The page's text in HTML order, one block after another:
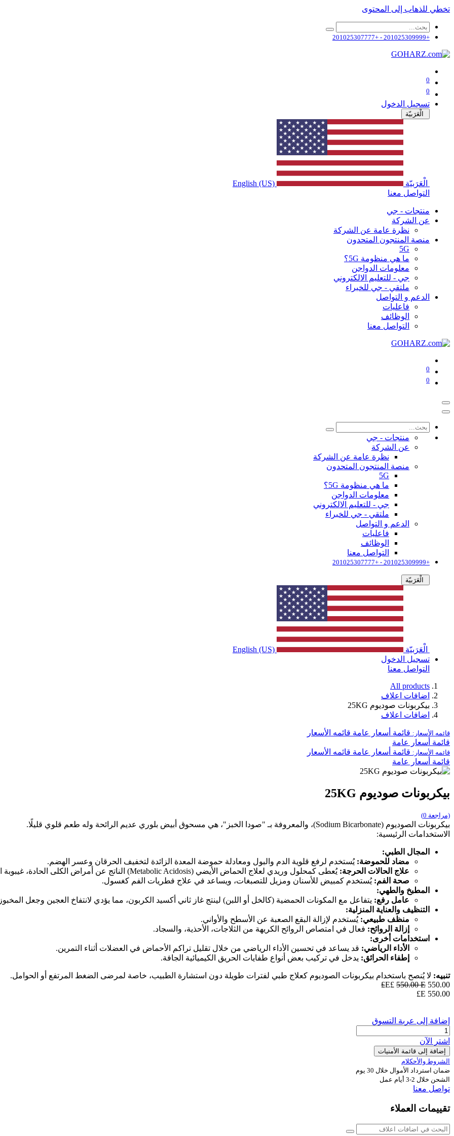
تخطي للذهاب إلى المحتوى
+201025309999 - +201025307777
0
0
تسجيل الدخول
الْعَرَبيّة
الْعَرَبيّة
English (US)
التواصل معنا
منتجات - جي
عن الشركة
نظرة عامة عن الشركة
منصة المنتجون المتحدون
5G
ما هي منظومة 5G؟
معلومات الدواجن
جي - للتعليم الالكتروني
ملتقي - جي للخبراء
الدعم و التواصل
فاعليات
الوظائف
التواصل معنا
0
0
منتجات - جي
عن الشركة
نظرة عامة عن الشركة
منصة المنتجون المتحدون
5G
ما هي منظومة 5G؟
معلومات الدواجن
جي - للتعليم الالكتروني
ملتقي - جي للخبراء
الدعم و التواصل
فاعليات
الوظائف
التواصل معنا
+201025309999 - +201025307777
الْعَرَبيّة
الْعَرَبيّة
English (US)
تسجيل الدخول
التواصل معنا
All products
اضافات اعلاف
بيكربونات صوديوم 25KG
اضافات اعلاف
قائمه الأسعار: قائمة أسعار عامة قائمه الأسعار
قائمة أسعار عامة
قائمه الأسعار: قائمة أسعار عامة قائمه الأسعار
قائمة أسعار عامة
بيكربونات صوديوم 25KG
(مراجعة 0)
بيكربونات الصوديوم (Sodium Bicarbonate)، والمعروفة بـ "صودا الخبز"، هي مسحوق أبيض بلوري عديم الرائحة وله طعم قلوي قليلًا.
الاستخدامات الرئيسية:
المجال الطبي:
مضاد للحموضة: يُستخدم لرفع قلوية الدم والبول ومعادلة حموضة المعدة الزائدة لتخفيف الحرقان وعسر الهضم.
علاج الحالات الحرجة: يُعطى كمحلول وريدي لعلاج الحماض الأيضي (Metabolic Acidosis) الناتج عن أمراض الكلى الحادة، غيبوبة السكر، أو الصدمات القلبية.
صحة الفم: يُستخدم كمبيض للأسنان ومزيل للتصبغات، ويساعد في علاج فطريات الفم كغسول.
المطبخ والطهي:
عامل رفع: يتفاعل مع المكونات الحمضية (كالخل أو اللبن) لينتج غاز ثاني أكسيد الكربون، مما يؤدي لانتفاخ العجين وجعل
التنظيف والعناية المنزلية:
منظف طبيعي: يُستخدم لإزالة البقع الصعبة عن الأسطح والأواني.
إزالة الروائح: فعال في امتصاص الروائح الكريهة من الثلاجات، الأحذية، والسجاد.
استخدامات أخرى:
الأداء الرياضي: قد يساعد في تحسين الأداء الرياضي من خلال تقليل تراكم الأحماض في العضلات أثناء التمرين.
إطفاء الحرائق: يدخل في تركيب بعض أنواع طفايات الحريق الكيميائية الجافة.
تنبيه: لا يُنصح باستخدام بيكربونات الصوديوم كعلاج طبي لفترات طويلة دون استشارة الطبيب، خاصة لمرضى الضغط المرتفع أو الحوامل.
550.00
550.00E£
550.00
إضافة إلى عربة التسوق
اشترِ الآن
إضافة إلى قائمة الأمنيات
الشروط والأحكلام
ضمان استرداد الأموال خلال 30 يوم
الشحن خلال 2-3 أيام عمل
تواصل معنا
تقييمات العملاء